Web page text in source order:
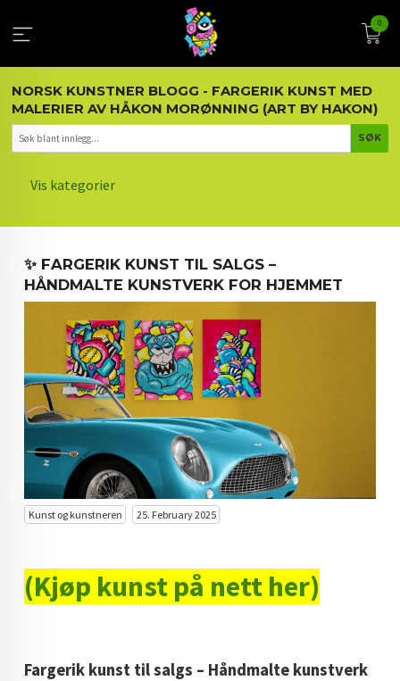
innholdet
0
NORSK KUNSTNER BLOGG - FARGERIK KUNST MED
MALERIER AV HÅKON MORØNNING (ART BY HAKON)
Vis kategorier
KUNST OG KUNSTNEREN
MALERIER BLOGG
ARTIKLER OM KUNST
INTERIØR OG KUNST
KUNST INVESTERING
KUNSTSTILER
FARGETEORI
KJØP KUNST TIL SALGS
FARGERIK KUNST
KUNST
✨ FARGERIK KUNST TIL SALGS –
HÅNDMALTE KUNSTVERK FOR HJEMMET
Kunst og kunstneren 25. February 2025
(Kjøp kunst på nett her)
Fargerik kunst til salgs – Håndmalte kunstverk